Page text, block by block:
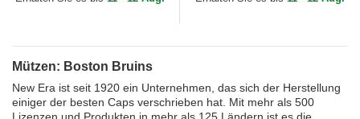
Mützen: Boston Bruins
New Era ist seit 1920 ein Unternehmen, das sich der Herstellung
einiger der besten Caps verschrieben hat. Mit mehr als 500